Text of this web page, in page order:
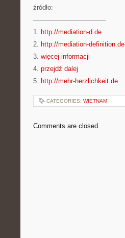
źródło:
———————————
1. http://mediation-d.de
2. http://mediation-definition.de
3. więcej informacji
4. przejdź dalej
5. http://mehr-herzlichkeit.de
CATEGORIES: WIETNAM
Comments are closed.